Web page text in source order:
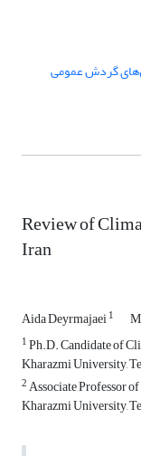
گردش عمومی
Review of
Iran
Aida Deyrmajaei1
1Ph.D. Candidate of
Kharazmi University,
2Associate Professor
Kharazmi University,